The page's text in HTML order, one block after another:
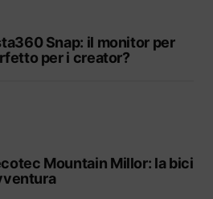
Snap: il monitor per
per i creator?
Mountain Millor: la bici